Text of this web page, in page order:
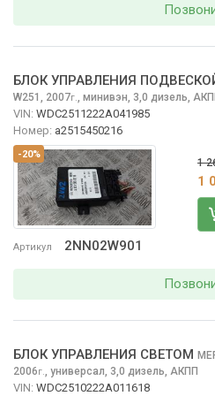
-20%
Артикул 2NN02W901
БЛОК УПРАВЛЕНИЯ
W251, 2007г. минивэн, 3,0 дизель,
VIN: WDC2511222A041985
Номер: а2515450216
1
1
БЛОК УПРАВЛЕНИЯ СВЕТОМ
2006г. универсал, 3,0 дизель, АКПП
VIN: WDC2510222A011618